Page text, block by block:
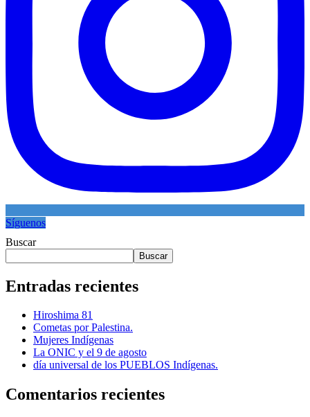
Síguenos
Buscar
Buscar
Entradas recientes
Hiroshima 81
Cometas por Palestina.
Mujeres Indígenas
La ONIC y el 9 de agosto
día universal de los PUEBLOS Indígenas.
Comentarios recientes